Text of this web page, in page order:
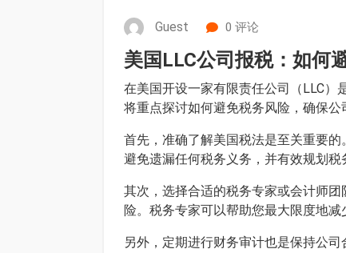
Guest 0 评论
美国LLC公司报税：如何
在美国开设一家有限责任公司（LLC）
将重点探讨如何避免税务风险，确保公
首先，准确了解美国税法是至关重要
避免遗漏任何税务义务，并有效规划税
其次，选择合适的税务专家或会计师
险。税务专家可以帮助您最大限度地减
另外，定期进行财务审计也是保持公